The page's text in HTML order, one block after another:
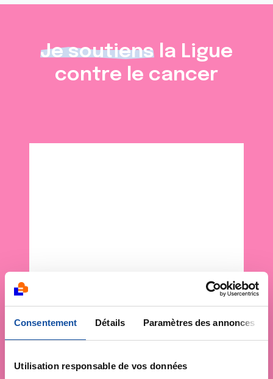
Consentement Détails Paramètres des annonces
Utilisation responsable de vos données
Je soutiens la Ligue
contre le cancer